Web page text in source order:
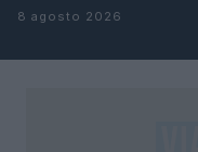
Saltar al contenido
8 agosto 2026